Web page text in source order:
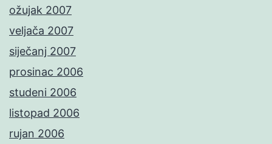
ožujak 2007
veljača 2007
siječanj 2007
prosinac 2006
studeni 2006
listopad 2006
rujan 2006